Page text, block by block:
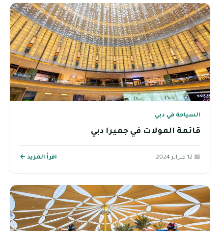
السياحة في دبي
قائمة المولات في جميرا دبي
📅 12 فبراير 2024 اقرأ المزيد ←